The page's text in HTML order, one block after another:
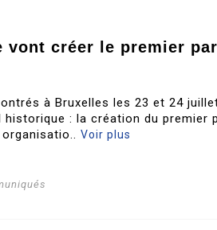
vont créer le premier
à Bruxelles les 23 et 24
: la création du premier
Voir plus